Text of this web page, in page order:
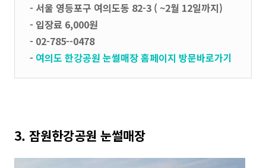
- 서울 영등포구 여의도동 82-3 ( ~2월 12일까지)
- 입장료 6,000원
- 02-785--0478
- 여의도 한강공원 눈썰매장 홈페이지 방문바로가기
3. 잠원한강공원 눈썰매장